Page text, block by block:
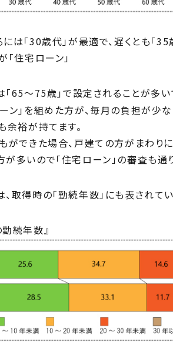
は「30歳代」が最適で、遅くとも「
住宅ローン」
65～75歳」で設定されることが多い
ン」を組めた方が、毎月の負担が少
余裕が持てます。
ができた場合、戸建ての方がまわり
多いので「住宅ローン」の審査も通
取得時の「勤続年数」にも表されてい
続年数』